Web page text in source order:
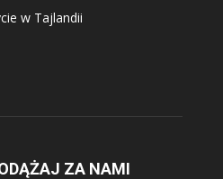
w Tajlandii
ZA NAMI